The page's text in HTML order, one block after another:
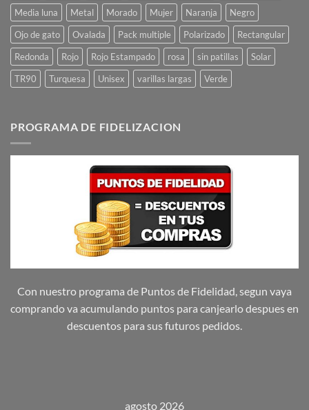
Media luna
Metal Morado Mujer Naranja
Negro
Ojo de gato
Ovalada Pack multiple Polarizado
Rectangular
Redonda
Rojo Rojo Estampado rosa sin patillas
Solar
TR90
Turquesa Unisex varillas largas Verde
PROGRAMA DE FIDELIZACION
Con nuestro programa de Puntos de Fidelidad, segun vaya
comprando va acumulando puntos para canjearlo despues en
descuentos para sus futuros pedidos.
agosto 2026